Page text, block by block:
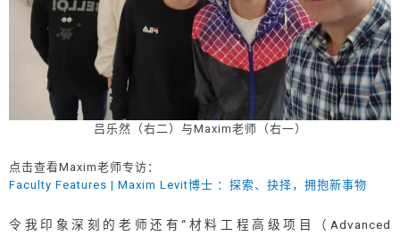
吕乐然（右二）与Maxim老师（右一）
点击查看Maxim老师专访：
Faculty Features | Maxim Levit博士 ：探索、抉择，拥抱新事物
令我印象深刻的老师还有“材料工程高级项目（Advanced